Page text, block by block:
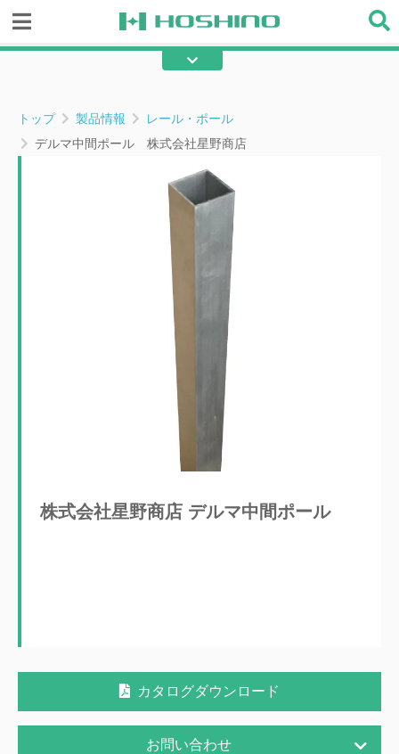
テープ・ロープ部材 メンテ・補修部材
トップ 製品情報
レール・ポール
デルマ中間ポール 株式会社星野商店
株式会社星野商店 デルマ中間ポール
カタログダウンロード
お問い合わせ